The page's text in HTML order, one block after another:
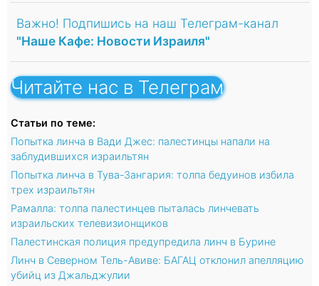
Важно! Подпишись на наш Телеграм-канал
"Наше Кафе: Новости Израиля"
Читайте нас в Телеграм
Статьи по теме:
Попытка линча в Вади Джес: палестинцы напали на
заблудившихся израильтян
Попытка линча в Тува-Зангария: толпа бедуинов избила
трех израильтян
Рамалла: толпа палестинцев пыталась линчевать
израильских телевизионщиков
Палестинская полиция предупредила линч в Бурине
Линч в Северном Тель-Авиве: БАГАЦ отклонил апелляцию
убийц из Джальджулии